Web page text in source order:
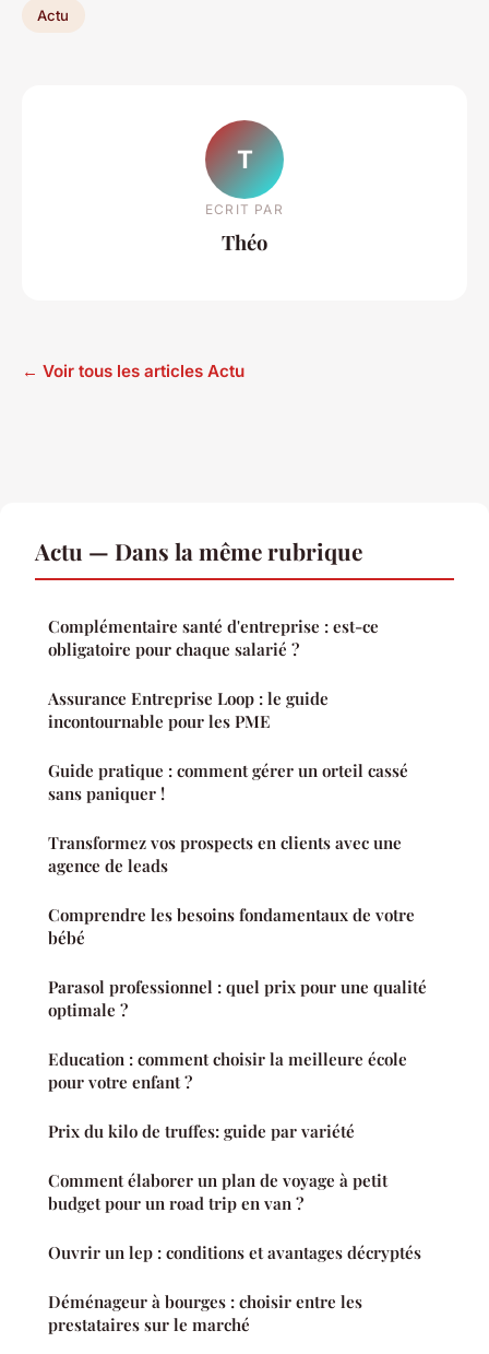
Actu
T
ECRIT PAR
Théo
← Voir tous les articles Actu
Actu — Dans la même rubrique
Complémentaire santé d'entreprise : est-ce
obligatoire pour chaque salarié ?
Assurance Entreprise Loop : le guide
incontournable pour les PME
Guide pratique : comment gérer un orteil cassé
sans paniquer !
Transformez vos prospects en clients avec une
agence de leads
Comprendre les besoins fondamentaux de votre
bébé
Parasol professionnel : quel prix pour une qualité
optimale ?
Education : comment choisir la meilleure école
pour votre enfant ?
Prix du kilo de truffes: guide par variété
Comment élaborer un plan de voyage à petit
budget pour un road trip en van ?
Ouvrir un lep : conditions et avantages décryptés
Déménageur à bourges : choisir entre les
prestataires sur le marché